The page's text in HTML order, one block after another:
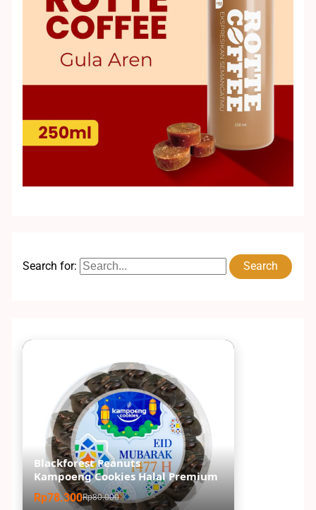
Search for:
Blackforest Peanuts
Kampoeng Cookies Halal Premium
Rp78.300Rp80.000